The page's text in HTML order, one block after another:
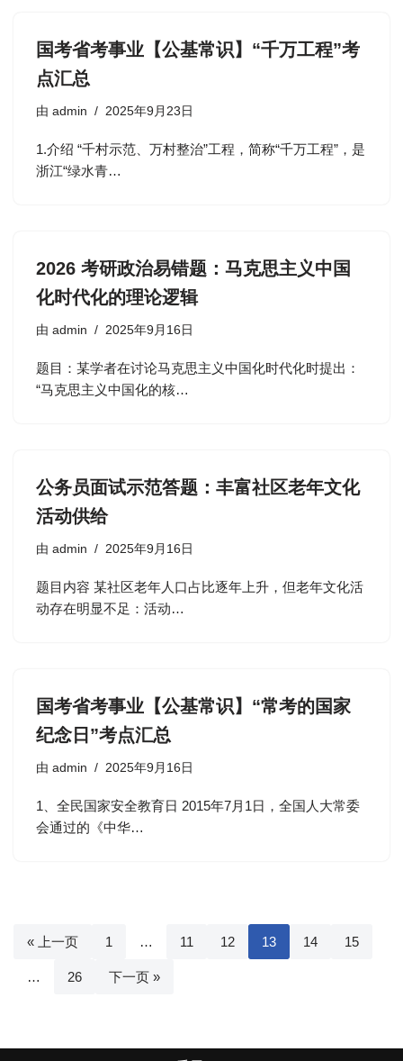
国考省考事业【公基常识】“千万工程”考
点汇总
由 admin 2025年9月23日
1.介绍 “千村示范、万村整治”工程，简称“千万工程”，是
浙江“绿水青…
2026 考研政治易错题：马克思主义中国
化时代化的理论逻辑
由 admin 2025年9月16日
题目：某学者在讨论马克思主义中国化时代化时提出：
“马克思主义中国化的核…
公务员面试示范答题：丰富社区老年文化
活动供给
由 admin 2025年9月16日
题目内容 某社区老年人口占比逐年上升，但老年文化活
动存在明显不足：活动…
国考省考事业【公基常识】“常考的国家
纪念日”考点汇总
由 admin 2025年9月16日
1、全民国家安全教育日 2015年7月1日，全国人大常委
会通过的《中华…
« 上一页 1 … 11 12 13 14 15
… 26 下一页 »